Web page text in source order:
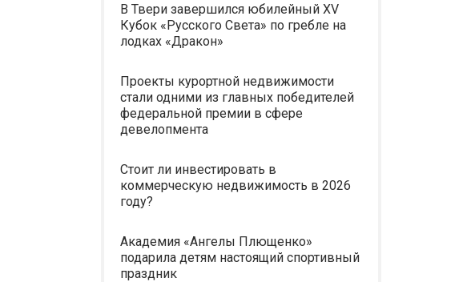
В Твери завершился юбилейный XV
Кубок «Русского Света» по гребле на
лодках «Дракон»
Проекты курортной недвижимости
стали одними из главных победителей
федеральной премии в сфере
девелопмента
Стоит ли инвестировать в
коммерческую недвижимость в 2026
году?
Академия «Ангелы Плющенко»
подарила детям настоящий спортивный
праздник